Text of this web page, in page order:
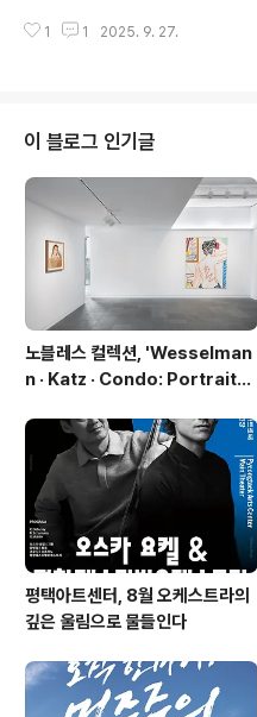
에서 막을 올린 연극 '나의 아저..
연은 2025 광주시문화재단 GAJA 선정
연이 다시 한 번 의기투합해 만든 무대다.
시간 우정을 이어오며 각자의 자리에서
'죽으러 왔습니다'를 통해 배우, 음악감
만나 진정성 있는 협업을 이뤄냈다. 특
0년 전과 마찬가지로 이번에도 주연을
다. 다양한 무대 ..
1 1 2025. 9. 27.
이 블로그 인기글
노블레스 컬렉션, 'Wesselman
n · Katz · Condo: Portraits i
평택아트센터, 8월 오케스트라의
깊은 울림으로 물들인다